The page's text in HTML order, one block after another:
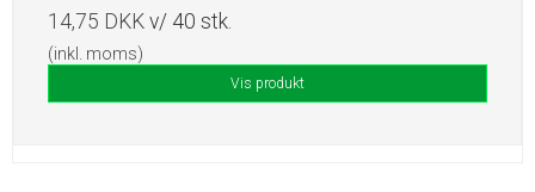
14,75 DKK v/ 40 stk.
(inkl. moms)
Vis produkt